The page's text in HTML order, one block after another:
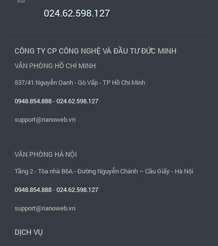
024.62.598.127
CÔNG TY CP CÔNG NGHỆ VÀ ĐẦU TƯ ĐỨC MINH
VĂN PHÒNG HỒ CHÍ MINH
537/41 Nguyễn Oanh - Gò Vấp - TP Hồ Chí Minh
0948.854.888-024.62.598.127
support@nanoweb.vn
VĂN PHÒNG HÀ NỘI
Tầng 2 - Tòa nhà B6A - Đường Nguyễn Chánh – Cầu Giấy - Hà Nội
0948.854.888-024.62.598.127
support@nanoweb.vn
DỊCH VỤ